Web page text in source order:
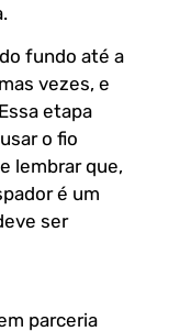
fundo até a
vezes, e
etapa
o fio
lembrar que,
é um
ser
parceria